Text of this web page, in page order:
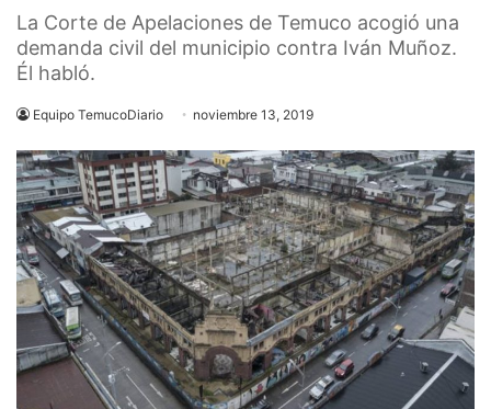
La Corte de Apelaciones de Temuco acogió una
demanda civil del municipio contra Iván Muñoz.
Él habló.
Equipo TemucoDiario noviembre 13, 2019